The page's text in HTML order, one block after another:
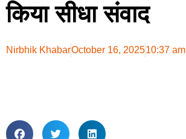
किया सीधा संवाद
Nirbhik KhabarOctober 16, 202510:37 am